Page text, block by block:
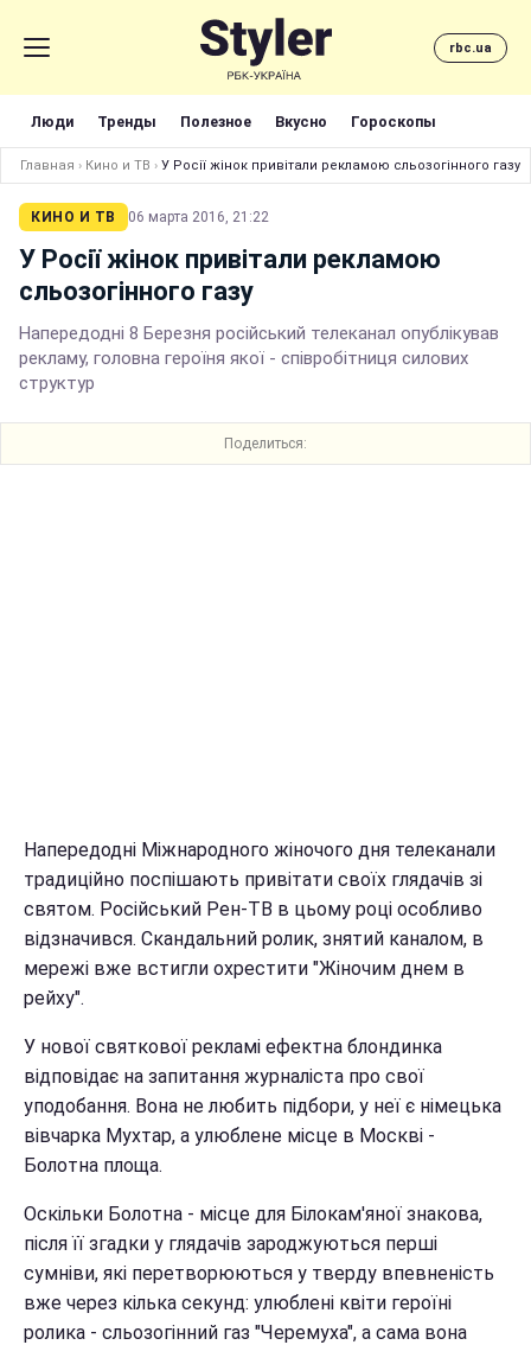
rbc.ua
Люди Тренды Полезное Вкусно Гороскопы
Главная › Кино и ТВ › У Росії жінок привітали рекламою сльозогінного газу
КИНО И ТВ 06 марта 2016, 21:22
У Росії жінок привітали рекламою
сльозогінного газу
Напередодні 8 Березня російський телеканал опублікував
рекламу, головна героїня якої - співробітниця силових
структур
Поделиться:
Напередодні Міжнародного жіночого дня телеканали
традиційно поспішають привітати своїх глядачів зі
святом. Російський Рен-ТВ в цьому році особливо
відзначився. Скандальний ролик, знятий каналом, в
мережі вже встигли охрестити "Жіночим днем в
рейху".
У нової святкової рекламі ефектна блондинка
відповідає на запитання журналіста про свої
уподобання. Вона не любить підбори, у неї є німецька
вівчарка Мухтар, а улюблене місце в Москві -
Болотна площа.
Оскільки Болотна - місце для Білокам'яної знакова,
після її згадки у глядачів зароджуються перші
сумніви, які перетворюються у тверду впевненість
вже через кілька секунд: улюблені квіти героїні
ролика - сльозогінний газ "Черемуха", а сама вона